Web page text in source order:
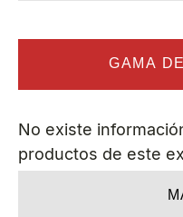
GAMA
No existe
productos de este